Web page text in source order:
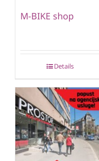
M-BIKE shop
Details